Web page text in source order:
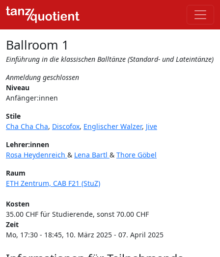
Ballroom 1
Einführung in die klassischen Balltänze (Standard- und Lateintänze)
Anmeldung geschlossen
Niveau
Anfänger:innen
Stile
Cha Cha Cha, Discofox, Englischer Walzer, Jive
Lehrer:innen
Rosa Heydenreich & Lena Bartl & Thore Göbel
Raum
ETH Zentrum, CAB F21 (StuZ)
Kosten
35.00 CHF für Studierende, sonst 70.00 CHF
Zeit
Mo, 17:30 - 18:45, 10. März 2025 - 07. April 2025